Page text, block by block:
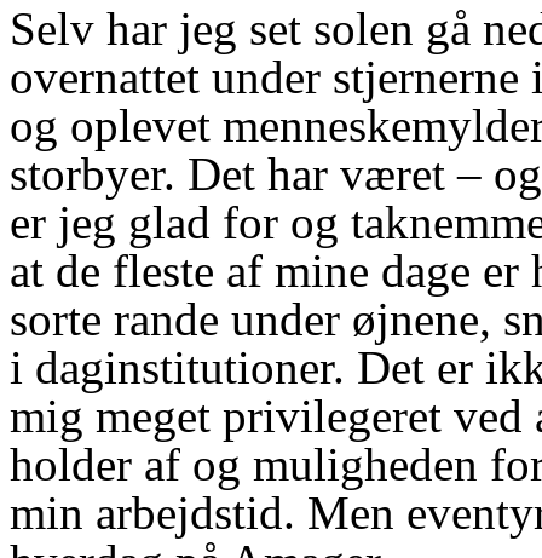
Selv har jeg set solen gå
overnattet under
og oplevet
storbyer. Det har været –
er jeg glad for og
at de fleste af mine dage
sorte rande under øjnene,
i daginstitutioner. Det er
mig meget privilegeret ved
holder af og muligheden
min arbejdstid. Men